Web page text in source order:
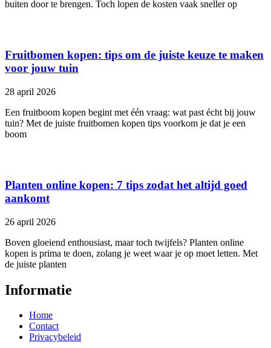
buiten door te brengen. Toch lopen de kosten vaak sneller op
Fruitbomen kopen: tips om de juiste keuze te maken
voor jouw tuin
28 april 2026
Een fruitboom kopen begint met één vraag: wat past écht bij jouw
tuin? Met de juiste fruitbomen kopen tips voorkom je dat je een
boom
Planten online kopen: 7 tips zodat het altijd goed
aankomt
26 april 2026
Boven gloeiend enthousiast, maar toch twijfels? Planten online
kopen is prima te doen, zolang je weet waar je op moet letten. Met
de juiste planten
Informatie
Home
Contact
Privacybeleid